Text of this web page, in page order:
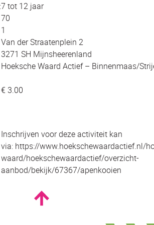
7 tot 12 jaar
70
1
Van der Straatenplein 2
3271 SH Mijnsheerenland
Hoeksche Waard Actief – Binnenmaas/
€ 3.00
Inschrijven voor deze activiteit kan
via: https://www.hoekschewaardactief.nl/
waard/hoekschewaardactief/overzicht-
aanbod/bekijk/67367/apenkooien